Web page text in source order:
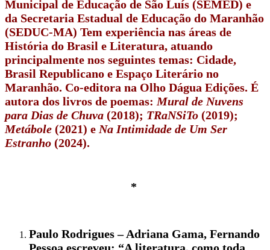
Municipal de Educação de São Luís (SEMED) e
da Secretaria Estadual de Educação do Maranhão
(SEDUC-MA) Tem experiência nas áreas de
História do Brasil e Literatura, atuando
principalmente nos seguintes temas: Cidade,
Brasil Republicano e Espaço Literário no
Maranhão. Co-editora na Olho Dágua Edições. É
autora dos livros de poemas: Mural de Nuvens
para Dias de Chuva (2018); TRaNSiTo (2019);
Metábole (2021) e Na Intimidade de Um Ser
Estranho (2024).
*
Paulo Rodrigues – Adriana Gama, Fernando